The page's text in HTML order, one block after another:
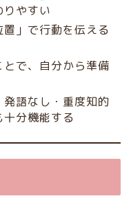
やすい
置」で行動を伝える
で、自分から準備
語なし・重度知的
分機能する